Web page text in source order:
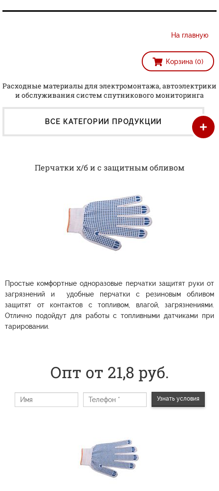
На главную
Корзина (0)
Расходные материалы для электромонтажа, автоэлектрики
и обслуживания систем спутникового мониторинга
ВСЕ КАТЕГОРИИ ПРОДУКЦИИ
Перчатки х/б и с защитным обливом
Простые комфортные одноразовые перчатки защитят руки от
загрязнений и удобные перчатки с резиновым обливом
защитят от контактов с топливом, влагой, загрязнениями.
Отлично подойдут для работы с топливными датчиками при
тарировании.
Опт от 21,8 руб.
Узнать условия